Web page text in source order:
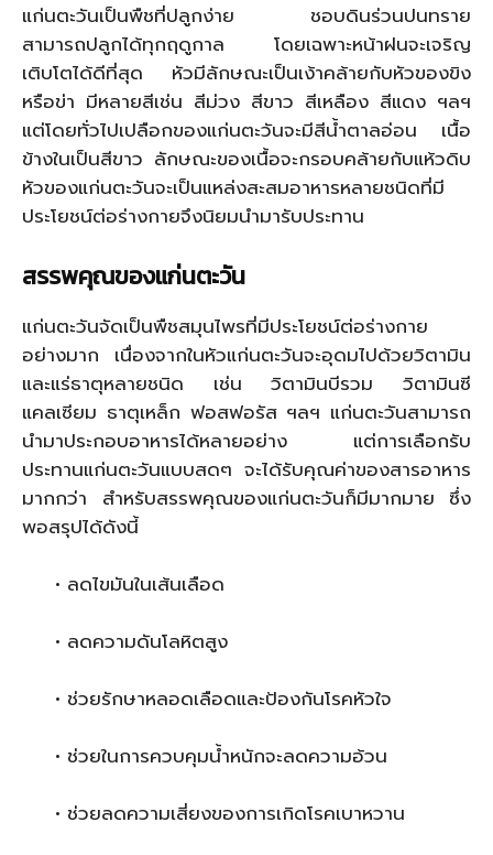
แก่นตะวันเป็นพืชที่ปลูกง่าย ชอบดินร่วนปนทราย
สามารถปลูกได้ทุกฤดูกาล โดยเฉพาะหน้าฝนจะเจริญ
เติบโตได้ดีที่สุด หัวมีลักษณะเป็นเง้าคล้ายกับหัวของขิง
หรือข่า มีหลายสีเช่น สีม่วง สีขาว สีเหลือง สีแดง ฯลฯ
แต่โดยทั่วไปเปลือกของแก่นตะวันจะมีสีน้ำตาลอ่อน เนื้อ
ข้างในเป็นสีขาว ลักษณะของเนื้อจะกรอบคล้ายกับแห้วดิบ
หัวของแก่นตะวันจะเป็นแหล่งสะสมอาหารหลายชนิดที่มี
ประโยชน์ต่อร่างกายจึงนิยมนำมารับประทาน
สรรพคุณของแก่นตะวัน
แก่นตะวันจัดเป็นพืชสมุนไพรที่มีประโยชน์ต่อร่างกาย
อย่างมาก เนื่องจากในหัวแก่นตะวันจะอุดมไปด้วยวิตามิน
และแร่ธาตุหลายชนิด เช่น วิตามินบีรวม วิตามินซี
แคลเซียม ธาตุเหล็ก ฟอสฟอรัส ฯลฯ แก่นตะวันสามารถ
นำมาประกอบอาหารได้หลายอย่าง แต่การเลือกรับ
ประทานแก่นตะวันแบบสดๆ จะได้รับคุณค่าของสารอาหาร
มากกว่า สำหรับสรรพคุณของแก่นตะวันก็มีมากมาย ซึ่ง
พอสรุปได้ดังนี้
• ลดไขมันในเส้นเลือด
• ลดความดันโลหิตสูง
• ช่วยรักษาหลอดเลือดและป้องกันโรคหัวใจ
• ช่วยในการควบคุมน้ำหนักจะลดความอ้วน
• ช่วยลดความเสี่ยงของการเกิดโรคเบาหวาน